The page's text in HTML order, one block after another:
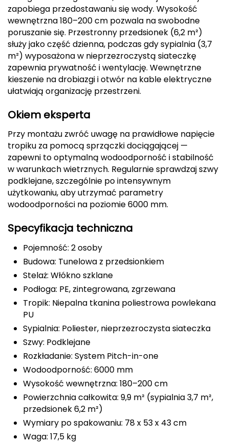
Deuter
Dolomite
E
EISBAR
ENERO CAMP
ENERO PRO
Elmer by Swany
Extremities
F
FASHY
Fjord Nansen
G
GIVOVA
GSI Outdoors
Gear Aid
Gerber
Giant Dragon
Gilmonte
zapobiega przedostawaniu się wody. Wysokość
wewnętrzna 180–200 cm pozwala na swobodne
poruszanie się. Przestronny przedsionek (6,2 m²)
służy jako część dzienna, podczas gdy sypialnia (3,7
m²) wyposażona w nieprzezroczystą siateczkę
zapewnia prywatność i wentylację. Wewnętrzne
kieszenie na drobiazgi i otwór na kable elektryczne
ułatwiają organizację przestrzeni.
Okiem eksperta
Przy montażu zwróć uwagę na prawidłowe napięcie
tropiku za pomocą sprzączki dociągającej —
zapewni to optymalną wodoodporność i stabilność
w warunkach wietrznych. Regularnie sprawdzaj szwy
podklejane, szczególnie po intensywnym
użytkowaniu, aby utrzymać parametry
wodoodporności na poziomie 6000 mm.
Specyfikacja techniczna
Pojemność: 2 osoby
Budowa: Tunelowa z przedsionkiem
Stelaż: Włókno szklane
Podłoga: PE, zintegrowana, zgrzewana
Tropik: Niepalna tkanina poliestrowa powlekana
PU
Sypialnia: Poliester, nieprzezroczysta siateczka
Szwy: Podklejane
Rozkładanie: System Pitch-in-one
Wodoodporność: 6000 mm
Wysokość wewnętrzna: 180–200 cm
Powierzchnia całkowita: 9,9 m² (sypialnia 3,7 m²,
przedsionek 6,2 m²)
Wymiary po spakowaniu: 78 x 53 x 43 cm
Waga: 17,5 kg